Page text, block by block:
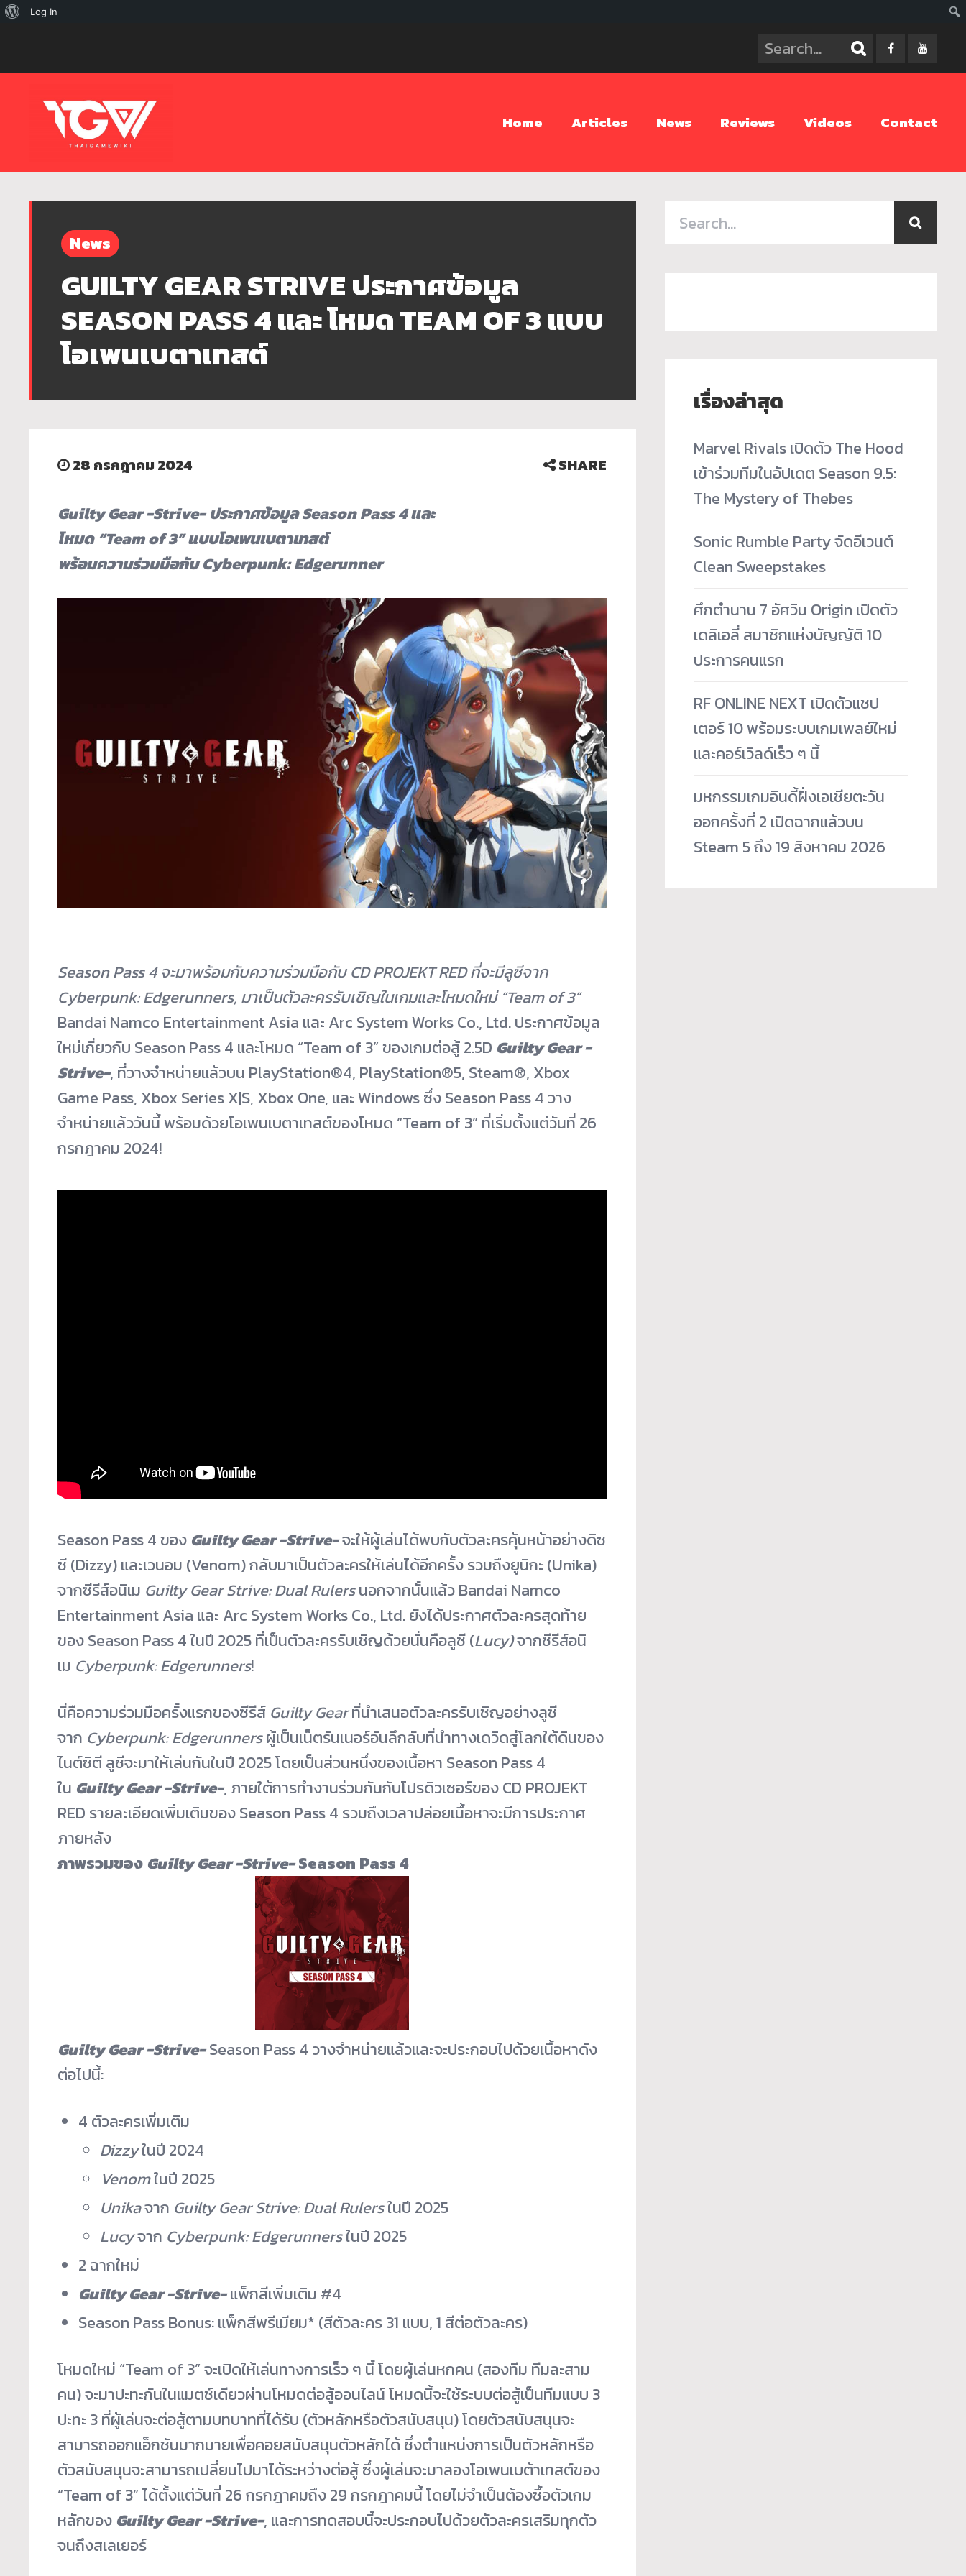
Home Articles News Reviews Videos Contact
News
GUILTY GEAR STRIVE ประกาศข้อมูล
SEASON PASS 4 และ โหมด TEAM OF 3 แบบ
โอเพนเบตาเทสต์
28 กรกฎาคม 2024 SHARE
Guilty Gear -Strive- ประกาศข้อมูล Season Pass 4 และ
โหมด “Team of 3” แบบโอเพนเบตาเทสต์
พร้อมความร่วมมือกับ Cyberpunk: Edgerunner
Season Pass 4 จะมาพร้อมกับความร่วมมือกับ CD PROJEKT RED ที่จะมีลูซีจาก
Cyberpunk: Edgerunners, มาเป็นตัวละครรับเชิญในเกมและโหมดใหม่ “Team of 3”
Bandai Namco Entertainment Asia และ Arc System Works Co., Ltd. ประกาศข้อมูล
ใหม่เกี่ยวกับ Season Pass 4 และโหมด “Team of 3” ของเกมต่อสู้ 2.5D Guilty Gear -
Strive-, ที่วางจำหน่ายแล้วบน PlayStation®4, PlayStation®5, Steam®, Xbox
Game Pass, Xbox Series X|S, Xbox One, และ Windows ซึ่ง Season Pass 4 วาง
จำหน่ายแล้ววันนี้ พร้อมด้วยโอเพนเบตาเทสต์ของโหมด “Team of 3” ที่เริ่มตั้งแต่วันที่ 26
กรกฎาคม 2024!
Season Pass 4 ของ Guilty Gear -Strive-จะให้ผู้เล่นได้พบกับตัวละครคุ้นหน้าอย่างดิซ
ซี (Dizzy) และเวนอม (Venom) กลับมาเป็นตัวละครให้เล่นได้อีกครั้ง รวมถึงยูนิกะ (Unika)
จากซีรีส์อนิเม Guilty Gear Strive: Dual Rulersนอกจากนั้นแล้ว Bandai Namco
Entertainment Asia และ Arc System Works Co., Ltd. ยังได้ประกาศตัวละครสุดท้าย
ของ Season Pass 4 ในปี 2025 ที่เป็นตัวละครรับเชิญด้วยนั่นคือลูซี (Lucy)จากซีรีส์อนิ
เม Cyberpunk: Edgerunners!
นี่คือความร่วมมือครั้งแรกของซีรีส์ Guilty Gearที่นำเสนอตัวละครรับเชิญอย่างลูซี
จาก Cyberpunk: Edgerunnersผู้เป็นเน็ตรันเนอร์อันลึกลับที่นำทางเดวิดสู่โลกใต้ดินของ
ไนต์ซิตี ลูซีจะมาให้เล่นกันในปี 2025 โดยเป็นส่วนหนึ่งของเนื้อหา Season Pass 4
ใน Guilty Gear -Strive-, ภายใต้การทำงานร่วมกันกับโปรดิวเซอร์ของ CD PROJEKT
RED รายละเอียดเพิ่มเติมของ Season Pass 4 รวมถึงเวลาปล่อยเนื้อหาจะมีการประกาศ
ภายหลัง
ภาพรวมของ Guilty Gear -Strive-Season Pass 4
Guilty Gear -Strive-Season Pass 4 วางจำหน่ายแล้วและจะประกอบไปด้วยเนื้อหาดัง
ต่อไปนี้:
4 ตัวละครเพิ่มเติม
Dizzyในปี 2024
Venomในปี 2025
Unikaจาก Guilty Gear Strive: Dual Rulersในปี 2025
Lucyจาก Cyberpunk: Edgerunnersในปี 2025
2 ฉากใหม่
Guilty Gear -Strive-แพ็กสีเพิ่มเติม #4
Season Pass Bonus: แพ็กสีพรีเมียม* (สีตัวละคร 31 แบบ, 1 สีต่อตัวละคร)
โหมดใหม่ “Team of 3” จะเปิดให้เล่นทางการเร็ว ๆ นี้ โดยผู้เล่นหกคน (สองทีม ทีมละสาม
คน) จะมาปะทะกันในแมตช์เดียวผ่านโหมดต่อสู้ออนไลน์ โหมดนี้จะใช้ระบบต่อสู้เป็นทีมแบบ 3
ปะทะ 3 ที่ผู้เล่นจะต่อสู้ตามบทบาทที่ได้รับ (ตัวหลักหรือตัวสนับสนุน) โดยตัวสนับสนุนจะ
สามารถออกแอ็กชันมากมายเพื่อคอยสนับสนุนตัวหลักได้ ซึ่งตำแหน่งการเป็นตัวหลักหรือ
ตัวสนับสนุนจะสามารถเปลี่ยนไปมาได้ระหว่างต่อสู้ ซึ่งผู้เล่นจะมาลองโอเพนเบต้าเทสต์ของ
“Team of 3” ได้ตั้งแต่วันที่ 26 กรกฎาคมถึง 29 กรกฎาคมนี้ โดยไม่จำเป็นต้องซื้อตัวเกม
หลักของ Guilty Gear -Strive-, และการทดสอบนี้จะประกอบไปด้วยตัวละครเสริมทุกตัว
จนถึงสเลเยอร์
เรื่องล่าสุด
Marvel Rivals เปิดตัว The Hood
เข้าร่วมทีมในอัปเดต Season 9.5:
The Mystery of Thebes
Sonic Rumble Party จัดอีเวนต์
Clean Sweepstakes
ศึกตำนาน 7 อัศวิน Origin เปิดตัว
เดลิเอลี่ สมาชิกแห่งบัญญัติ 10
ประการคนแรก
RF ONLINE NEXT เปิดตัวแชป
เตอร์ 10 พร้อมระบบเกมเพลย์ใหม่
และคอร์เวิลด์เร็ว ๆ นี้
มหกรรมเกมอินดี้ฝั่งเอเชียตะวัน
ออกครั้งที่ 2 เปิดฉากแล้วบน
Steam 5 ถึง 19 สิงหาคม 2026
เกี่ยวLog In